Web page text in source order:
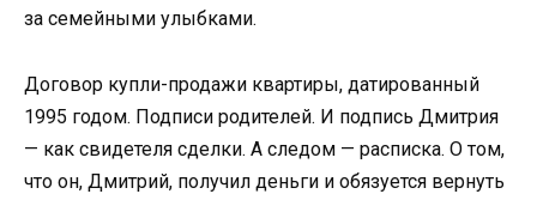
за семейными улыбками.
Договор купли-продажи квартиры, датированный
1995 годом. Подписи родителей. И подпись Дмитрия
— как свидетеля сделки. А следом — расписка. О том,
что он, Дмитрий, получил деньги и обязуется вернуть